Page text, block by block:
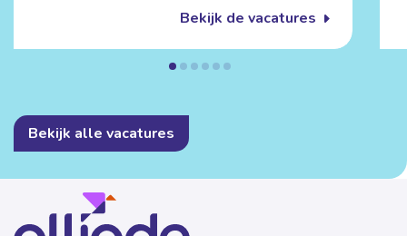
Bekijk de vacatures
Bekijk alle vacatures